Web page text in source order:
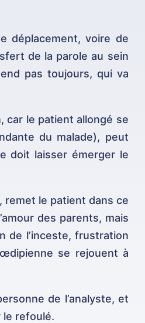
déplacement, voire de
de la parole au sein
pas toujours, qui va
car le patient allongé se
du malade), peut
doit laisser émerger le
remet le patient dans ce
des parents, mais
de l’inceste, frustration
se rejouent à
de l’analyste, et
le refoulé.